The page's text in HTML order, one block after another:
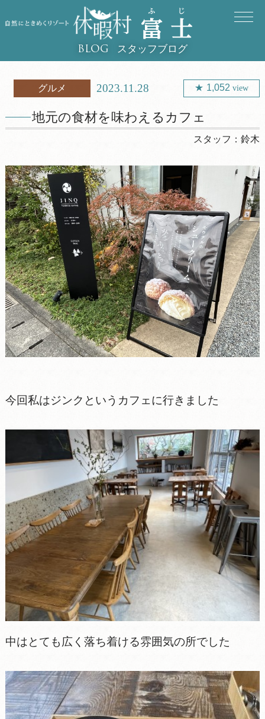
BLOG スタッフブログ
グルメ 2023.11.28 1,052view
地元の食材を味わえるカフェ
スタッフ：鈴木
今回私はジンクというカフェに行きました
中はとても広く落ち着ける雰囲気の所でした